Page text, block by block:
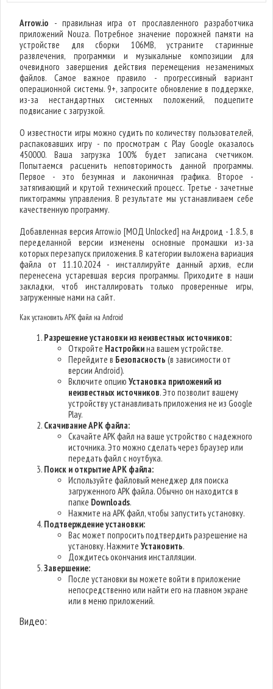
Arrow.io - правильная игра от прославленного разработчика
приложений Nouza. Потребное значение порожней памяти на
устройстве для сборки 106MB, устраните старинные
развлечения, программки и музыкальные композиции для
очевидного завершения действия перемещения незаменимых
файлов. Самое важное правило - прогрессивный вариант
операционной системы. 9+, запросите обновление в поддержке,
из-за нестандартных системных положений, подцепите
подвисание с загрузкой.
О известности игры можно судить по количеству пользователей,
распаковавших игру - по просмотрам с Play Google оказалось
450000. Ваша загрузка 100% будет записана счетчиком.
Попытаемся расценить неповторимость данной программы.
Первое - это безумная и лаконичная графика. Второе -
затягивающий и крутой технический процесс. Третье - зачетные
пиктограммы управления. В результате мы устанавливаем себе
качественную программу.
Добавленная версия Arrow.io [МОД Unlocked] на Андроид - 1.8.5, в
переделанной версии изменены основные промашки из-за
которых перезапуск приложения. В категории выложена вариация
файла от 11.10.2024 - инсталлируйте данный архив, если
перенесена устаревшая версия программы. Приходите в наши
закладки, чтоб инсталлировать только проверенные игры,
загруженные нами на сайт.
Как установить APK файл на Android
Разрешение установки из неизвестных источников:
Откройте Настройкина вашем устройстве.
Перейдите в Безопасность (в зависимости от
версии Android).
Включите опциюУстановка приложений из
неизвестных источников. Это позволит вашему
устройству устанавливать приложения не из Google
Play.
Скачивание APK файла:
Скачайте APK файл на ваше устройство с надежного
источника. Это можно сделать через браузер или
передать файл с ноутбука.
Поиск и открытие APK файла:
Используйте файловый менеджер для поиска
загруженного APK файла. Обычно он находится в
папке Downloads.
Нажмите на APK файл, чтобы запустить установку.
Подтверждение установки:
Вас может попросить подтвердить разрешение на
установку. НажмитеУстановить.
Дождитесь окончания инсталляции.
Завершение:
После установки вы можете войти в приложение
непосредственно или найти его на главном экране
или в меню приложений.
Видео: